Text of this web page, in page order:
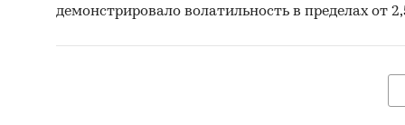
демонстрировало волатильность в пределах от